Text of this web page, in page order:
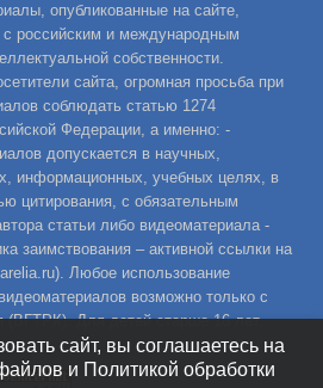
опубликованные на сайте,
российским и международным
собственности.
сайта, огромная просьба при
соблюдать статью 1274
Федерации, а именно: -
допускается в научных,
информационных, учебных целях, в
цитирования, с обязательным
статьи либо видеоматериала -
заимствования – активной ссылки на
Любое использование
возможно только с
(ВГТРК). Для детей старше 16 лет.
сайт, вы соглашаетесь на
и Политикой обработки